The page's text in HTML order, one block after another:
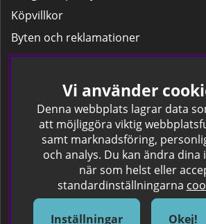
Köpvillkor
Byten och reklamationer
Leverans
Hitta färgkoden på bilen.
Företagskund
Om oss
Om Spraycan
IKEA Färger
Vi använder
Denna webbplats lagrar data
att möjliggöra viktig
samt marknadsföring,
och analys. Du kan ändra
när som helst eller
standardinställningarna
Inställningar Okej!